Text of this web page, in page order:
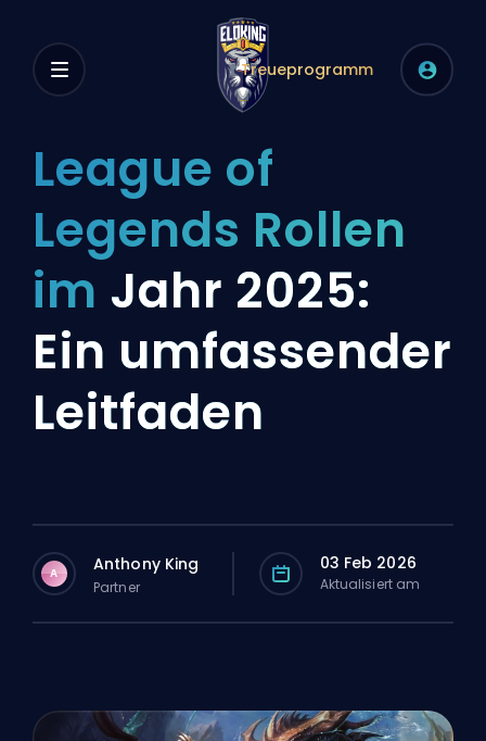
Treueprogramm
League of
Legends Rollen
im Jahr 2025:
Ein umfassender
Leitfaden
A Anthony King
Partner
03 Feb 2026
Aktualisiert am